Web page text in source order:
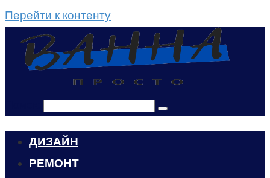
Перейти к контенту
ДИЗАЙН
РЕМОНТ